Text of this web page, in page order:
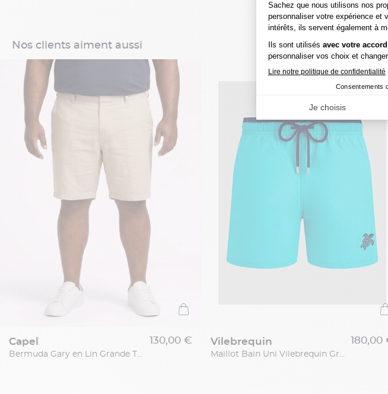
Nos clients aiment aussi
capel
Bermuda Gary en Lin Grande Taille Beige
130,00 € vilebrequin
Maillot Bain Uni Vilebrequin Grande Taille
180,00